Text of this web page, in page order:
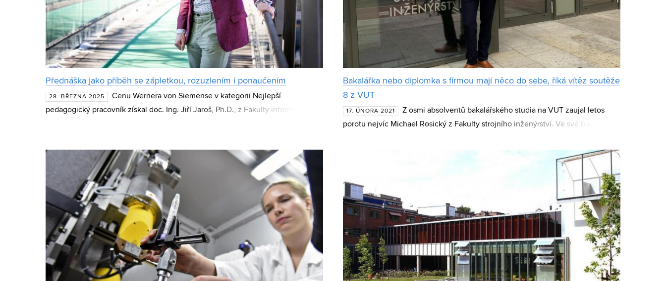
Přednáška jako příběh se zápletkou, rozuzlením i ponaučením
28. BŘEZNA 2025
Cenu Wernera von Siemense v kategorii Nejlepší
pedagogický pracovník získal doc. Ing. Jiří Jaroš, Ph.D., z Fakulty informačních
Bakalářka nebo diplomka s firmou mají něco do sebe, říká vítěz soutěže
8 z VUT
17. ÚNORA 2021
Z osmi absolventů bakalářského studia na VUT zaujal letos
porotu nejvíc Michael Rosický z Fakulty strojního inženýrství. Ve své bakalářské